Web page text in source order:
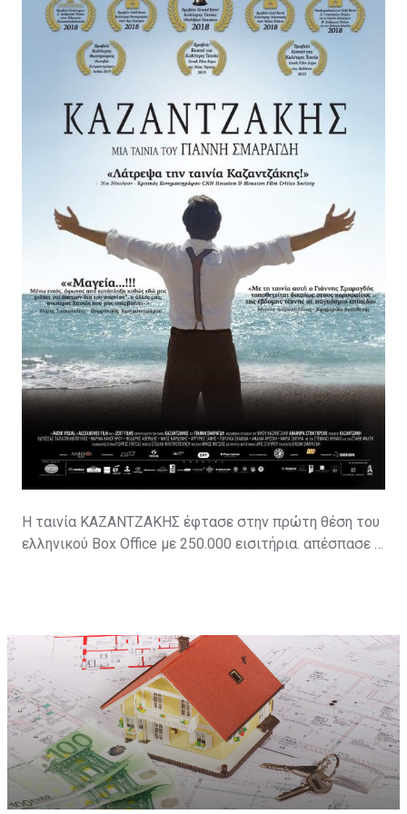
Παντελή Βούλγαρη.
Η ταινία ΚΑΖΑΝΤΖΑΚΗΣ έφτασε στην πρώτη θέση του
ελληνικού Box Office με 250.000 εισιτήρια. απέσπασε 4
Καλύτερης Φωτογραφίας για τον Άρι Σταύρου,
βραβείο κριτικών κινηματογράφου Αμερικής ως
Καλύτερος Ηθοποιός στον Οδυσσέα
Παπασπηλιόπουλο και 2 υποψηφιότητες για Gold Remi
Award για την Μαρίνα Καλογήρου και τον Θοδωρή
Αθερίδη. Κέρδισε το Βραβείο Φωτογραφίας στο
Φεστιβάλ Κινηματογράφου της Ischia στην Ιταλία,
καθώς και τα Βραβεία Κοινού στο Greek Film Expo της